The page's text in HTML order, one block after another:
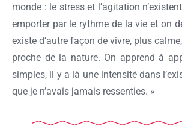
monde : le stress et l’agitation
emporter par le rythme de la vie et on
existe d’autre façon de vivre, plus
proche de la nature. On apprend à
simples, il y a là une intensité dans
que je n’avais jamais ressenties. »